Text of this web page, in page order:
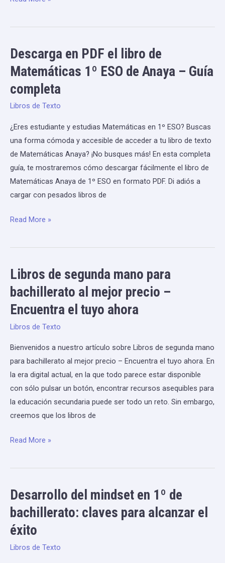
Descarga en PDF el libro de
Matemáticas 1º ESO de Anaya – Guía
completa
Libros de Texto
¿Eres estudiante y estudias Matemáticas en 1º ESO? Buscas
una forma cómoda y accesible de acceder a tu libro de texto
de Matemáticas Anaya? ¡No busques más! En esta completa
guía, te mostraremos cómo descargar fácilmente el libro de
Matemáticas Anaya de 1º ESO en formato PDF. Di adiós a
cargar con pesados libros de
Descarga
en
PDF
el
libro
Matemáticas
de
Guía
Read More »
Libros de segunda mano para
bachillerato al mejor precio –
Encuentra el tuyo ahora
Libros de Texto
Bienvenidos a nuestro artículo sobre Libros de segunda mano
para bachillerato al mejor precio – Encuentra el tuyo ahora. En
la era digital actual, en la que todo parece estar disponible
con sólo pulsar un botón, encontrar recursos asequibles para
la educación secundaria puede ser todo un reto. Sin embargo,
creemos que los libros de
Libros
de
segunda
mano
para
mejor
tuyo
Read More »
Desarrollo del mindset en 1º de
bachillerato: claves para alcanzar el
éxito
Libros de Texto
Desarrollo
del
mindset
en
1º